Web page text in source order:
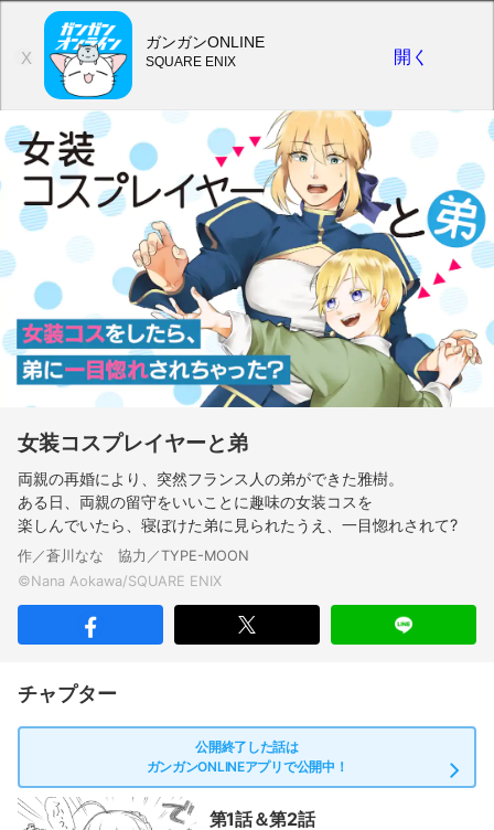
女装コスプレイヤーと弟
両親の再婚により、突然フランス人の弟ができた雅樹。
ある日、両親の留守をいいことに趣味の女装コスを
楽しんでいたら、寝ぼけた弟に見られたうえ、一目惚れされて?
作／蒼川なな 協力／TYPE-MOON
チャプター
公開終了した話は
ガンガンONLINEアプリで公開中！
第1話＆第2話
X
ガンガンONLINE
SQUARE ENIX 開く